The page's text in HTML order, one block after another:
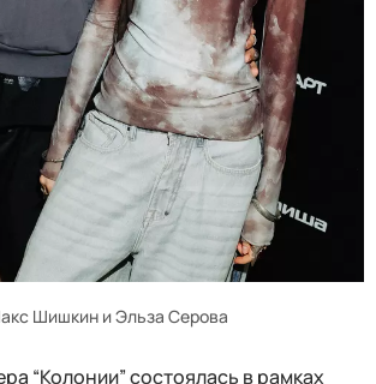
Шишкин и Эльза Серова
“Колонии” состоялась в рамках